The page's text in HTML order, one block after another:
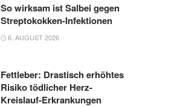
So wirksam ist Salbei gegen
Streptokokken-Infektionen
6. AUGUST 2026
Fettleber: Drastisch erhöhtes
Risiko tödlicher Herz-
Kreislauf-Erkrankungen